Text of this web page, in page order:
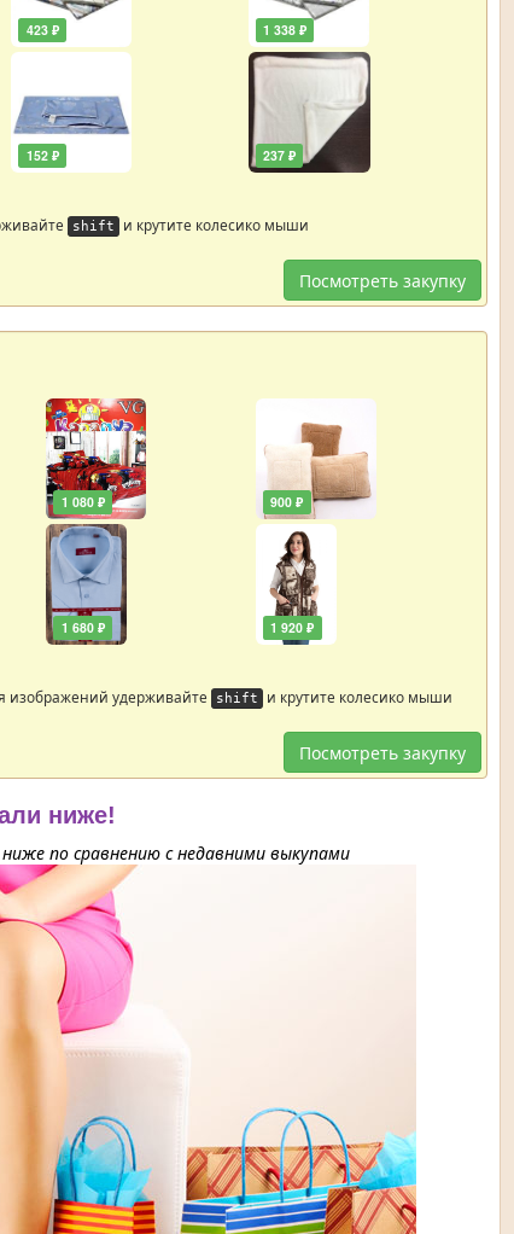
423 ₽
152 ₽
1 338 ₽
237 ₽
shift и крутите колесико мыши
Посмотреть закупку
1 080 ₽
1 680 ₽
900 ₽
1 920 ₽
изображений удерживайте shift и крутите колесико мыши
Посмотреть закупку
ниже!
по сравнению с недавними выкупами